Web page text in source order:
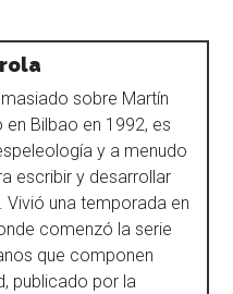
sobre Martín
en Bilbao en 1992, es
y a menudo
escribir y desarrollar
una temporada en
comenzó la serie
que componen
publicado por la